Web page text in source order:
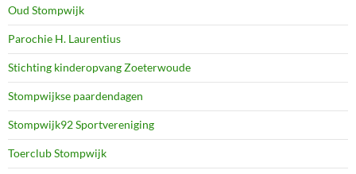
Oud Stompwijk
Parochie H. Laurentius
Stichting kinderopvang Zoeterwoude
Stompwijkse paardendagen
Stompwijk92 Sportvereniging
Toerclub Stompwijk